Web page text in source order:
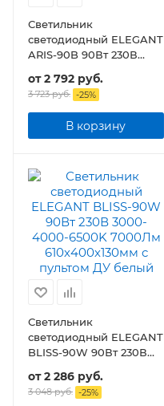
Светильник
светодиодный ELEGANT
ARIS-90B 90Вт 230В
7000Лм 590х590х130мм
c пультом ДУ
от2 792 руб.
3 723 руб. -25%
В корзину
Светильник
светодиодный ELEGANT
BLISS-90W 90Вт 230В
7000Лм 610х400х130мм
c пультом ДУ
от2 286 руб.
3 048 руб. -25%